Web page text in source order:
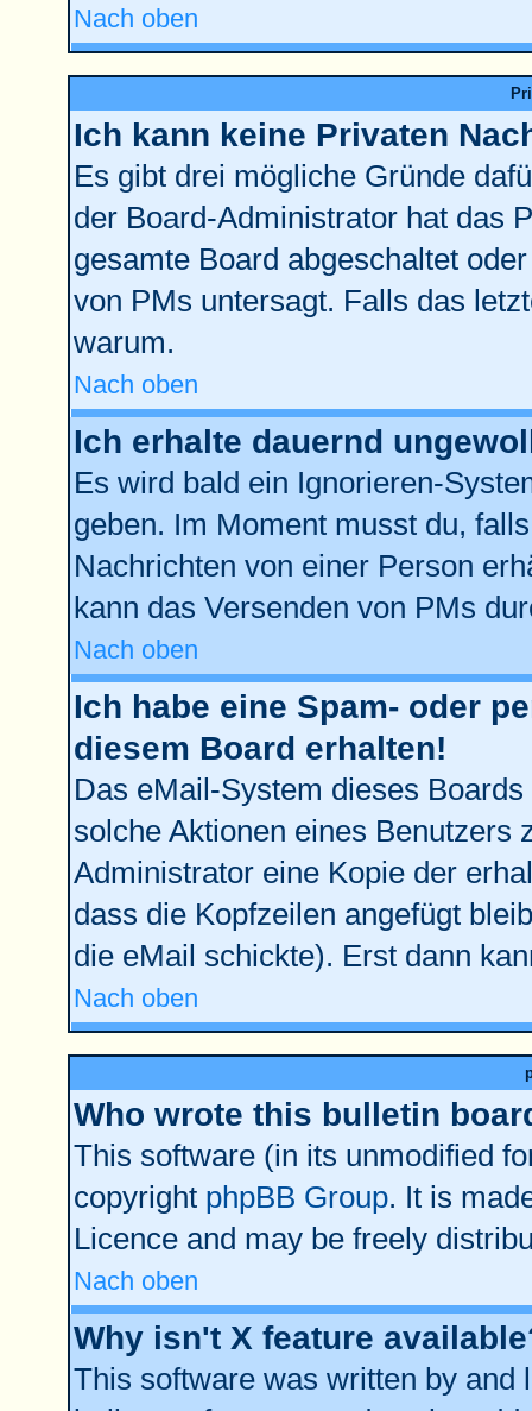
Nach oben
Ich kann keine Privaten
Es gibt drei mögliche Gründe
der Board-Administrator hat das
gesamte Board abgeschaltet
von PMs untersagt. Falls das
warum.
Nach oben
Ich erhalte dauernd
Es wird bald ein Ignorieren-
geben. Im Moment musst du,
Nachrichten von einer Person
kann das Versenden von PMs
Nach oben
Ich habe eine Spam- oder
diesem Board erhalten!
Das eMail-System dieses
solche Aktionen eines Benutzers
Administrator eine Kopie der
dass die Kopfzeilen angefügt
die eMail schickte). Erst dann
Nach oben
Who wrote this bulletin
This software (in its unmodified
copyright phpBB Group. It is
Licence and may be freely
Nach oben
Why isn't X feature
This software was written by and